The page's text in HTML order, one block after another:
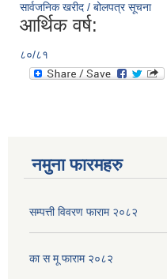
सार्वजनिक खरीद / बोलपत्र सूचना
आर्थिक वर्ष:
८०/८१
नमुना फारमहरु
सम्पत्ती विवरण फाराम २०८२
का स मू फाराम २०८२